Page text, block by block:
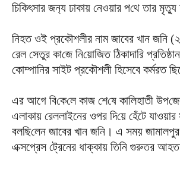
চি‌কিৎসার জন‌্য ঢাকায় নেওয়ার প‌থে তার মৃত্যু
নিহত ওই প্রকৌশলীর নাম জাবের খান জনি
রেল‌ সেতুর কা‌জে নি‌য়ো‌জিত ঠিকাদারি
কোম্পানির সাইট প্রকৌশলী হিসেবে কর্মরত
এর আগে বি‌কে‌লে কাজ শে‌ষে কা‌লিহাতী
এলাকায় রেললাইনের ওপর দি‌য়ে হেঁটে
বল‌ছি‌লেন জাবের খান জনি। এ সময়
এক্সপ্রেস ট্রেনের ধাক্কায় তিনি গুরুতর